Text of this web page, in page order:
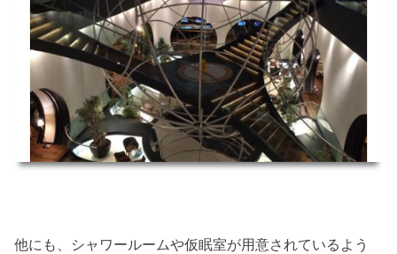
他にも、シャワールームや仮眠室が用意されているよう